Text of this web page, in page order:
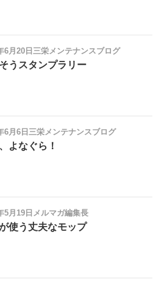
6月20日 三栄メンテナンスブログ
うスタンプラリー
6月6日 三栄メンテナンスブログ
よなぐら！
5月19日 メルマガ編集長
使う丈夫なモップ